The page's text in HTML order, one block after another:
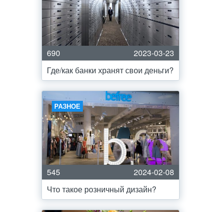
690
2023-03-23
Где/как банки хранят свои деньги?
РАЗНОЕ
545
2024-02-08
Что такое розничный дизайн?